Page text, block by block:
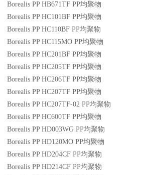
Borealis PP HB671TF PP均聚物
Borealis PP HC101BF PP均聚物
Borealis PP HC110BF PP均聚物
Borealis PP HC115MO PP均聚物
Borealis PP HC201BF PP均聚物
Borealis PP HC205TF PP均聚物
Borealis PP HC206TF PP均聚物
Borealis PP HC207TF PP均聚物
Borealis PP HC207TF-02 PP均聚物
Borealis PP HC600TF PP均聚物
Borealis PP HD003WG PP均聚物
Borealis PP HD120MO PP均聚物
Borealis PP HD204CF PP均聚物
Borealis PP HD214CF PP均聚物